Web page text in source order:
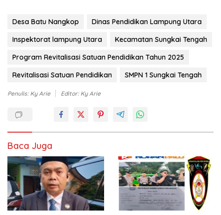
Desa Batu Nangkop
Dinas Pendidikan Lampung Utara
Inspektorat lampung Utara
Kecamatan Sungkai Tengah
Program Revitalisasi Satuan Pendidikan Tahun 2025
Revitalisasi Satuan Pendidikan
SMPN 1 Sungkai Tengah
Penulis: Ky Arie Editor: Ky Arie
Baca Juga